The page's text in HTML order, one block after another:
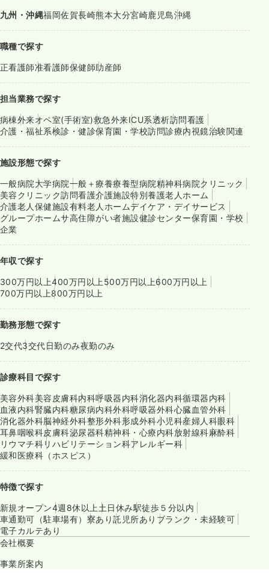
九州・沖縄福岡佐賀長崎熊本大分宮崎鹿児島沖縄
職種で探す
正看護師准看護師保健師助産師
担当業務で探す
病棟外来オペ室(手術室)救急外来ICU系透析訪問看護
介護・福祉系検診・健診保育園・学校訪問診療内視鏡治験関連
施設形態で探す
一般病院大学病院一般＋療養療養型病院精神科病院クリニック
美容クリニック訪問看護介護施設特別養護老人ホーム
介護老人保健施設有料老人ホームデイケア・デイサービス
グループホームサ高住障がい者施設健診センター保育園・学校
企業
年収で探す
300万円以上400万円以上 500万円以上600万円以上
700万円以上800万円以上
勤務形態で探す
2交代3交代日勤のみ夜勤のみ
診療科目で探す
美容外科美容皮膚科内科呼吸器内科消化器内科循環器内科
血液内科腎臓内科糖尿病内科外科呼吸器外科心臓血管外科
消化器外科脳神経外科整形外科形成外科小児科産婦人科眼科
耳鼻咽喉科皮膚科泌尿器科精神科・心療内科放射線科麻酔科
リウマチ科リハビリテーション科アレルギー科
緩和医療科（ホスピス）
特徴で探す
新規オープン4週8休以上 土日休み駅徒歩５分以内
車通勤可（駐車場有） 寮あり託児所あり ブランク・未経験可
電子カルテあり
会社概要
事業所案内